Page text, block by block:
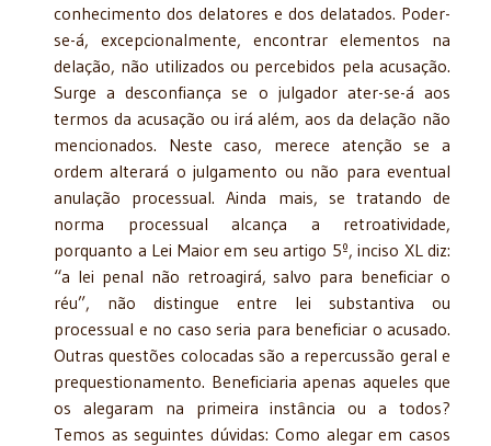
conhecimento dos delatores e dos delatados. Poder-
se-á, excepcionalmente, encontrar elementos na
delação, não utilizados ou percebidos pela acusação.
Surge a desconfiança se o julgador ater-se-á aos
termos da acusação ou irá além, aos da delação não
mencionados. Neste caso, merece atenção se a
ordem alterará o julgamento ou não para eventual
anulação processual. Ainda mais, se tratando de
norma processual alcança a retroatividade,
porquanto a Lei Maior em seu artigo 5º, inciso XL diz:
“a lei penal não retroagirá, salvo para beneficiar o
réu”, não distingue entre lei substantiva ou
processual e no caso seria para beneficiar o acusado.
Outras questões colocadas são a repercussão geral e
prequestionamento. Beneficiaria apenas aqueles que
os alegaram na primeira instância ou a todos?
Temos as seguintes dúvidas: Como alegar em casos